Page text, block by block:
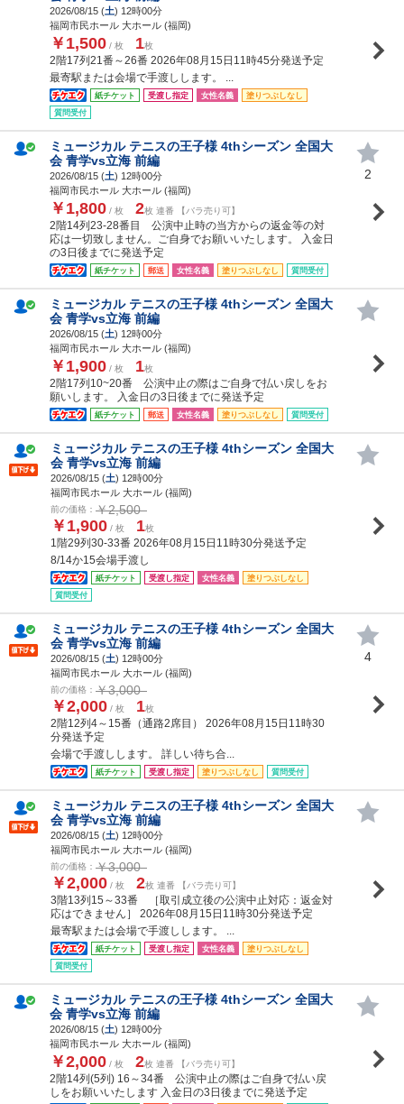
2026/08/15 (土) 12時00分
福岡市民ホール 大ホール (福岡)
￥1,500 / 枚 1枚
2階17列21番～26番 2026年08月15日11時45分発送予定
最寄駅または会場で手渡しします。 ...
紙チケット 受渡し指定 女性名義
塗りつぶしなし
質問受付
ミュージカル テニスの王子様 4thシーズン 全国大
会 青学vs立海 前編
2026/08/15 (土) 12時00分
福岡市民ホール 大ホール (福岡)
￥1,800 / 枚 2枚 連番 【バラ売り可】
2階14列23-28番目 公演中止時の当方からの返金等の対
応は一切致しません。ご自身でお願いいたします。 入金日
の3日後までに発送予定
紙チケット 郵送 女性名義 塗りつぶしなし 質問受付
2
ミュージカル テニスの王子様 4thシーズン 全国大
会 青学vs立海 前編
2026/08/15 (土) 12時00分
福岡市民ホール 大ホール (福岡)
￥1,900 / 枚 1枚
2階17列10~20番 公演中止の際はご自身で払い戻しをお
願いします。 入金日の3日後までに発送予定
紙チケット 郵送 女性名義 塗りつぶしなし 質問受付
ミュージカル テニスの王子様 4thシーズン 全国大
会 青学vs立海 前編
2026/08/15 (土) 12時00分
福岡市民ホール 大ホール (福岡)
前の価格： ￥2,500
￥1,900 / 枚 1枚
1階29列30-33番 2026年08月15日11時30分発送予定
8/14か15会場手渡し
紙チケット 受渡し指定 女性名義
塗りつぶしなし
質問受付
ミュージカル テニスの王子様 4thシーズン 全国大
会 青学vs立海 前編
2026/08/15 (土) 12時00分
福岡市民ホール 大ホール (福岡)
前の価格： ￥3,000
￥2,000 / 枚 1枚
2階12列4～15番（通路2席目） 2026年08月15日11時30
分発送予定
会場で手渡しします。 詳しい待ち合...
紙チケット 受渡し指定 塗りつぶしなし 質問受付
4
ミュージカル テニスの王子様 4thシーズン 全国大
会 青学vs立海 前編
2026/08/15 (土) 12時00分
福岡市民ホール 大ホール (福岡)
前の価格： ￥3,000
￥2,000 / 枚 2枚 連番 【バラ売り可】
3階13列15～33番 ［取引成立後の公演中止対応：返金対
応はできません］ 2026年08月15日11時30分発送予定
最寄駅または会場で手渡しします。 ...
紙チケット 受渡し指定 女性名義
塗りつぶしなし
質問受付
ミュージカル テニスの王子様 4thシーズン 全国大
会 青学vs立海 前編
2026/08/15 (土) 12時00分
福岡市民ホール 大ホール (福岡)
￥2,000 / 枚 2枚 連番 【バラ売り可】
2階14列(5列) 16～34番 公演中止の際はご自身で払い戻
しをお願いいたします 入金日の3日後までに発送予定